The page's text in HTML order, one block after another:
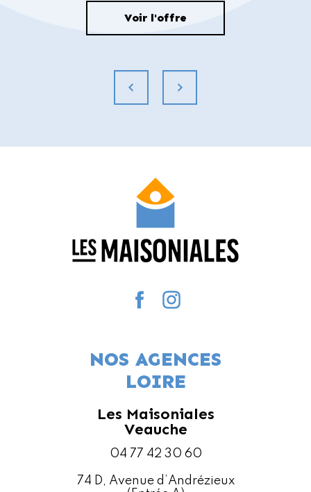
des options choisies et des prestations
Voir l'offre
NOS AGENCES
LOIRE
Les Maisoniales
Veauche
04 77 42 30 60
74 D, Avenue d’Andrézieux